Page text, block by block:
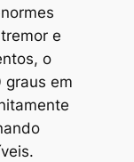
e
o
graus em